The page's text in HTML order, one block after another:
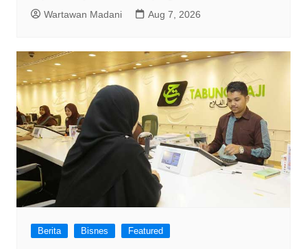
Wartawan Madani Aug 7, 2026
Berita Bisnes Featured